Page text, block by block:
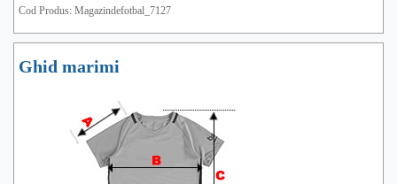
Cod Produs: Magazindefotbal_7127
Ghid marimi